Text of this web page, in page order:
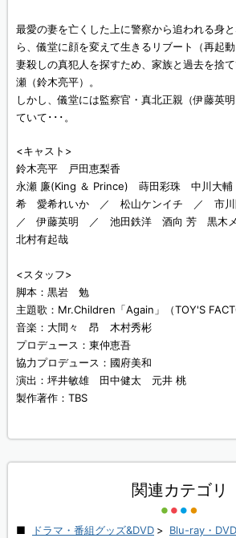
最愛の妻を亡くした上に警察から追われる身
ら、儀堂に顔を変えて生きるリブート（再起動
妻殺しの真犯人を探すため、家族と過去を捨
瀬（鈴木亮平）。
しかし、儀堂には監察官・真北正親（伊藤英
ていて･･･。
<キャスト>
鈴木亮平 戸田恵梨香
永瀬 廉(King ＆ Prince) 蒔田彩珠 中川大
希 愛希れいか ／ 松山ケンイチ ／ 市川
／ 伊藤英明 ／ 池田鉄洋 酒向 芳 黒木
北村有起哉
<スタッフ>
脚本：黒岩 勉
主題歌：Mr.Children「Again」（TOY'S
音楽：大間々 昂 木村秀彬
プロデュース：東仲恵吾
協力プロデュース：國府美和
演出：坪井敏雄 田中健太 元井 桃
製作著作：TBS
関連カテゴリ
ドラマ・番組グッズ&DVD > Blu-ray・DVD